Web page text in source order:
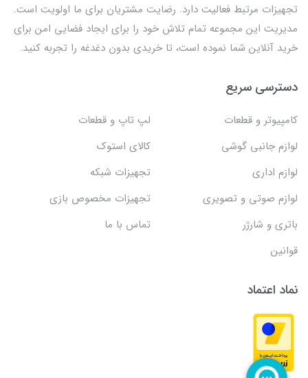
تجهیزات مرتبط فعالیت دارد. رضایت مشتریان برای ما اولویت است.
مدیریت این مجموعه تمام تلاش خود را برای ایجاد فضایی امن برای
خرید آنلاین شما نموده است، تا خریدی بدون دغدغه را تجربه کنید.
دسترسی سریع
کامپیوتر و قطعات
لپ تاپ و قطعات
لوازم جانبی گوشی
کالای استوک
لوازم اداری
تجهیزات شبکه
لوازم صوتی و تصویری
تجهیزات مخصوص بازی
باتری و شارژر
تماس با ما
قوانین
نماد اعتماد